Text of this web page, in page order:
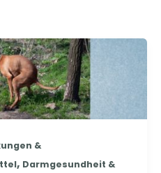
&
, Darmgesundheit &